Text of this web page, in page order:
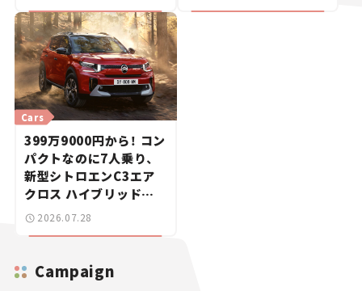
Cars
399万9000円から！ コン
パクトなのに7人乗り、
新型シトロエンC3エア
クロス ハイブリッドが
上陸【新車ニュース】
2026.07.28
Campaign